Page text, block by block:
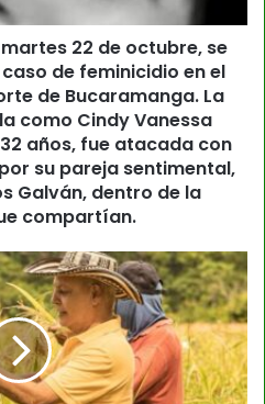
22 de octubre, se
de feminicidio en el
de Bucaramanga. La
como Cindy Vanessa
años, fue atacada con
su pareja sentimental,
Galván, dentro de la
compartían.